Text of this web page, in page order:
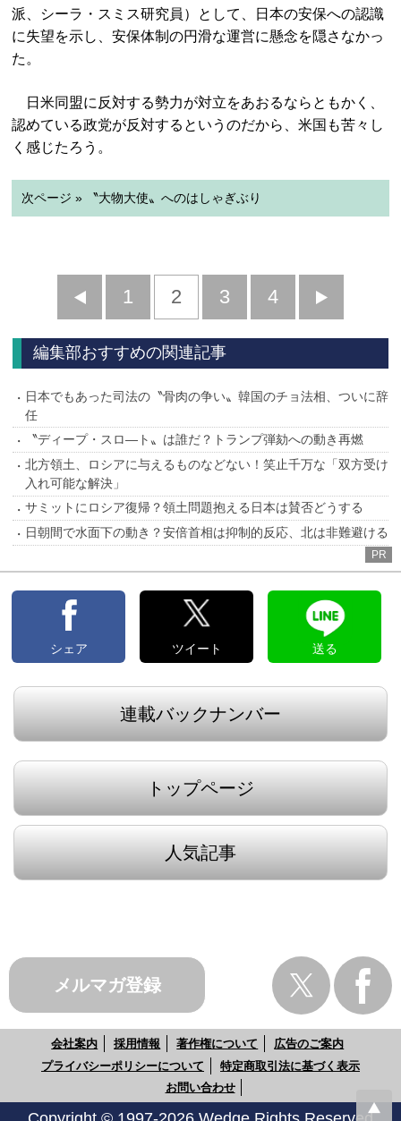
派、シーラ・スミス研究員）として、日本の安保への認識
に失望を示し、安保体制の円滑な運営に懸念を隠さなかっ
た。
日米同盟に反対する勢力が対立をあおるならともかく、
認めている政党が反対するというのだから、米国も苦々し
く感じたろう。
次ページ » 〝大物大使〟へのはしゃぎぶり
前
へ
1 2 3 4
へ
編集部おすすめの関連記事
日本でもあった司法の〝骨肉の争い〟韓国のチョ法相、ついに辞
任
〝ディープ・スロ—ト〟は誰だ？トランプ弾劾への動き再燃
北方領土、ロシアに与えるものなどない！笑止千万な「双方受け
入れ可能な解決」
サミットにロシア復帰？領土問題抱える日本は賛否どうする
日朝間で水面下の動き？安倍首相は抑制的反応、北は非難避ける
PR
シェア ツイート 送る
連載バックナンバー
トップページ
人気記事
メルマガ登録
会社案内 採用情報 著作権について
広告のご案内
プライバシーポリシーについて
特定商取引法に基づく表示
お問い合わせ